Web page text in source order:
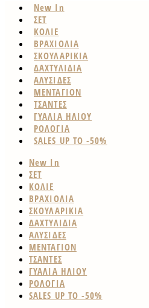
New In
ΣΕΤ
ΚΟΛΙΕ
ΒΡΑΧΙΟΛΙΑ
ΣΚΟΥΛΑΡΙΚΙΑ
ΔΑΧΤΥΛΙΔΙΑ
ΑΛΥΣΙΔΕΣ
ΜΕΝΤΑΓΙΟΝ
ΤΣΑΝΤΕΣ
ΓΥΑΛΙΑ ΗΛΙΟΥ
ΡΟΛΟΓΙΑ
SALES UP TO -50%
New In
ΣΕΤ
ΚΟΛΙΕ
ΒΡΑΧΙΟΛΙΑ
ΣΚΟΥΛΑΡΙΚΙΑ
ΔΑΧΤΥΛΙΔΙΑ
ΑΛΥΣΙΔΕΣ
ΜΕΝΤΑΓΙΟΝ
ΤΣΑΝΤΕΣ
ΓΥΑΛΙΑ ΗΛΙΟΥ
ΡΟΛΟΓΙΑ
SALES UP TO -50%